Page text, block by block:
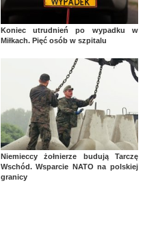
Koniec utrudnień po wypadku w
Miłkach. Pięć osób w szpitalu
Niemieccy żołnierze budują Tarczę
Wschód. Wsparcie NATO na polskiej
granicy